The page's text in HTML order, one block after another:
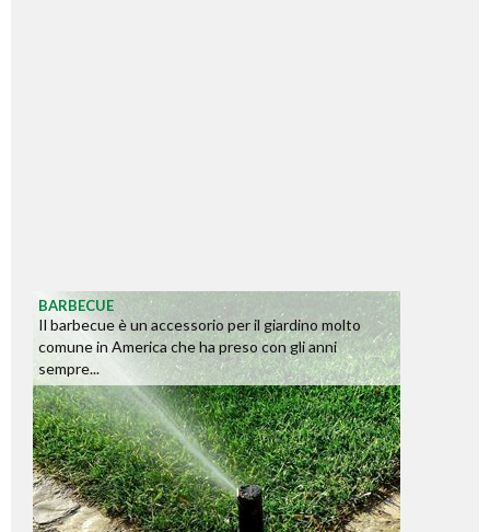
BARBECUE
Il barbecue è un accessorio per il giardino molto
comune in America che ha preso con gli anni
sempre...